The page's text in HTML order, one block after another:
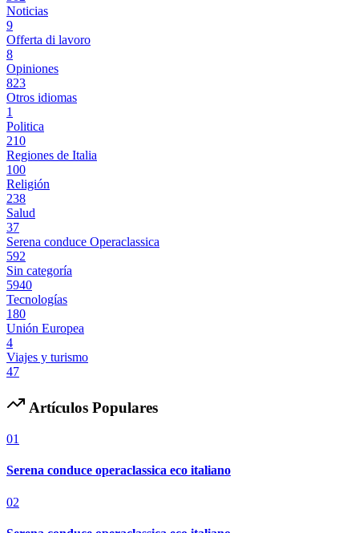
Noticias
9
Offerta di lavoro
8
Opiniones
823
Otros idiomas
1
Politica
210
Regiones de Italia
100
Religión
238
Salud
37
Serena conduce Operaclassica
592
Sin categoría
5940
Tecnologías
180
Unión Europea
4
Viajes y turismo
47
Artículos Populares
01
Serena conduce operaclassica eco italiano
02